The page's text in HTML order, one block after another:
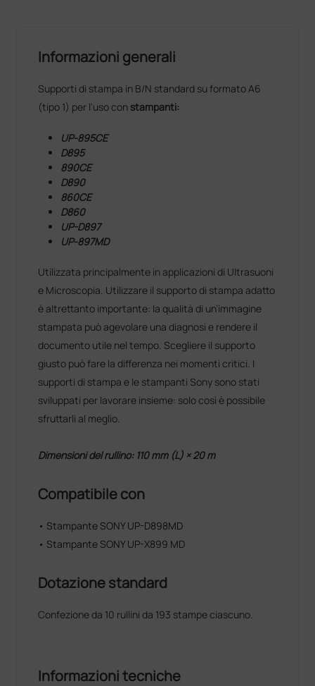
Informazioni generali
Supporti di stampa in B/N standard su formato A6
(tipo 1) per l'uso con stampanti:
UP-895CE
D895
890CE
D890
860CE
D860
UP-D897
UP-897MD
Utilizzata principalmente in applicazioni di Ultrasuoni
e Microscopia. Utilizzare il supporto di stampa adatto
è altrettanto importante: la qualità di un’immagine
stampata può agevolare una diagnosi e rendere il
documento utile nel tempo. Scegliere il supporto
giusto può fare la differenza nei momenti critici. I
supporti di stampa e le stampanti Sony sono stati
sviluppati per lavorare insieme: solo così è possibile
sfruttarli al meglio.
Dimensioni del rullino: 110 mm (L) × 20 m
Compatibile con
• Stampante SONY UP-D898MD
• Stampante SONY UP-X899 MD
Dotazione standard
Confezione da 10 rullini da 193 stampe ciascuno.
Informazioni tecniche